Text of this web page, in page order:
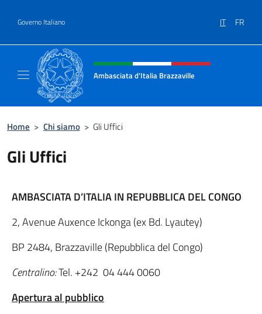
Governo Italiano IT FR
Intestazione sito, social e menù
Ambasciata d'Italia Brazzaville
Home > Chi siamo > Gli Uffici
Gli Uffici
AMBASCIATA D’ITALIA IN REPUBBLICA DEL CONGO
2, Avenue Auxence Ickonga (ex Bd. Lyautey)
BP 2484, Brazzaville (Repubblica del Congo)
Centralino:Tel. +242 04 444 0060
Apertura al pubblico